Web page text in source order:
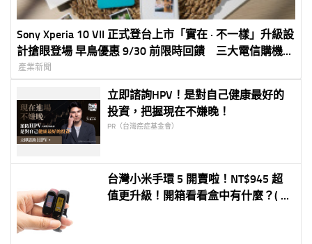
Sony Xperia 10 VII 正式登台上市「實在 · 不一樣」升級設
計搶眼登場 早鳥優惠 9/30 前限時回饋 三大電信購機方
案同步啟動
產業新聞
立即諮詢HPV！是對自己健康最好的
投資，把握現在不嫌晚！
PR（台灣癌症基金會）
台灣小米手環 5 開賣啦！NT$945 超
值更升級！開箱看看盒中有什麼？( Mi